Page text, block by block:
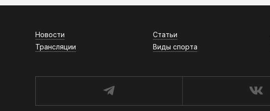
Новости Статьи
Трансляции
Виды спорта